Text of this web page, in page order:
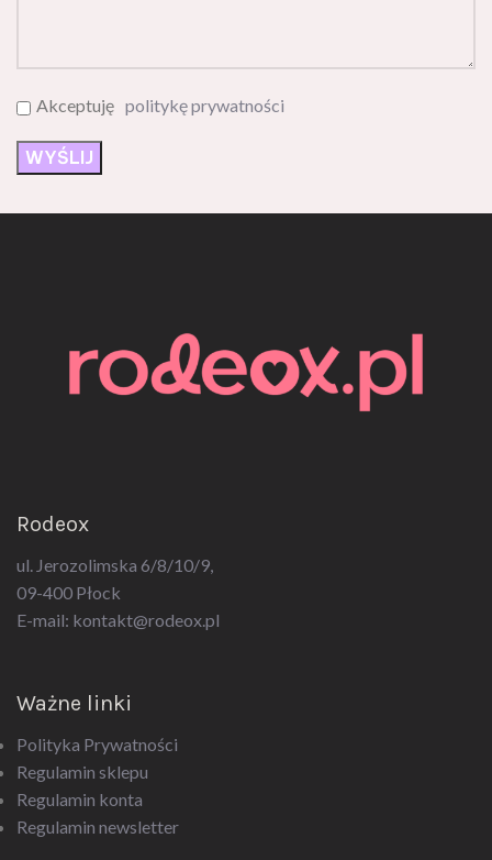
Akceptuję politykę prywatności
Rodeox
ul. Jerozolimska 6/8/10/9,
09-400 Płock
E-mail: kontakt@rodeox.pl
Ważne linki
Polityka Prywatności
Regulamin sklepu
Regulamin konta
Regulamin newsletter